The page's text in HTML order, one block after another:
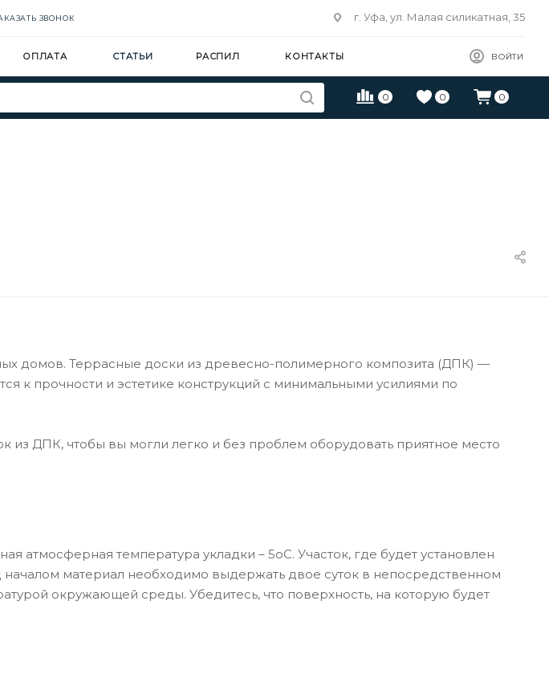
ЗВОНОК г. Уфа, ул. Малая силикатная, 35
ВОЙТИ
ОПЛАТА СТАТЬИ РАСПИЛ КОНТАКТЫ
0 0 0
домов. Террасные доски из древесно-полимерного композита (ДПК) —
к прочности и эстетике конструкций с минимальными усилиями по
из ДПК, чтобы вы могли легко и без проблем оборудовать приятное место
температура укладки – 5оС. Участок, где будет установлен
материал необходимо выдержать двое суток в непосредственном
окружающей среды. Убедитесь, что поверхность, на которую будет